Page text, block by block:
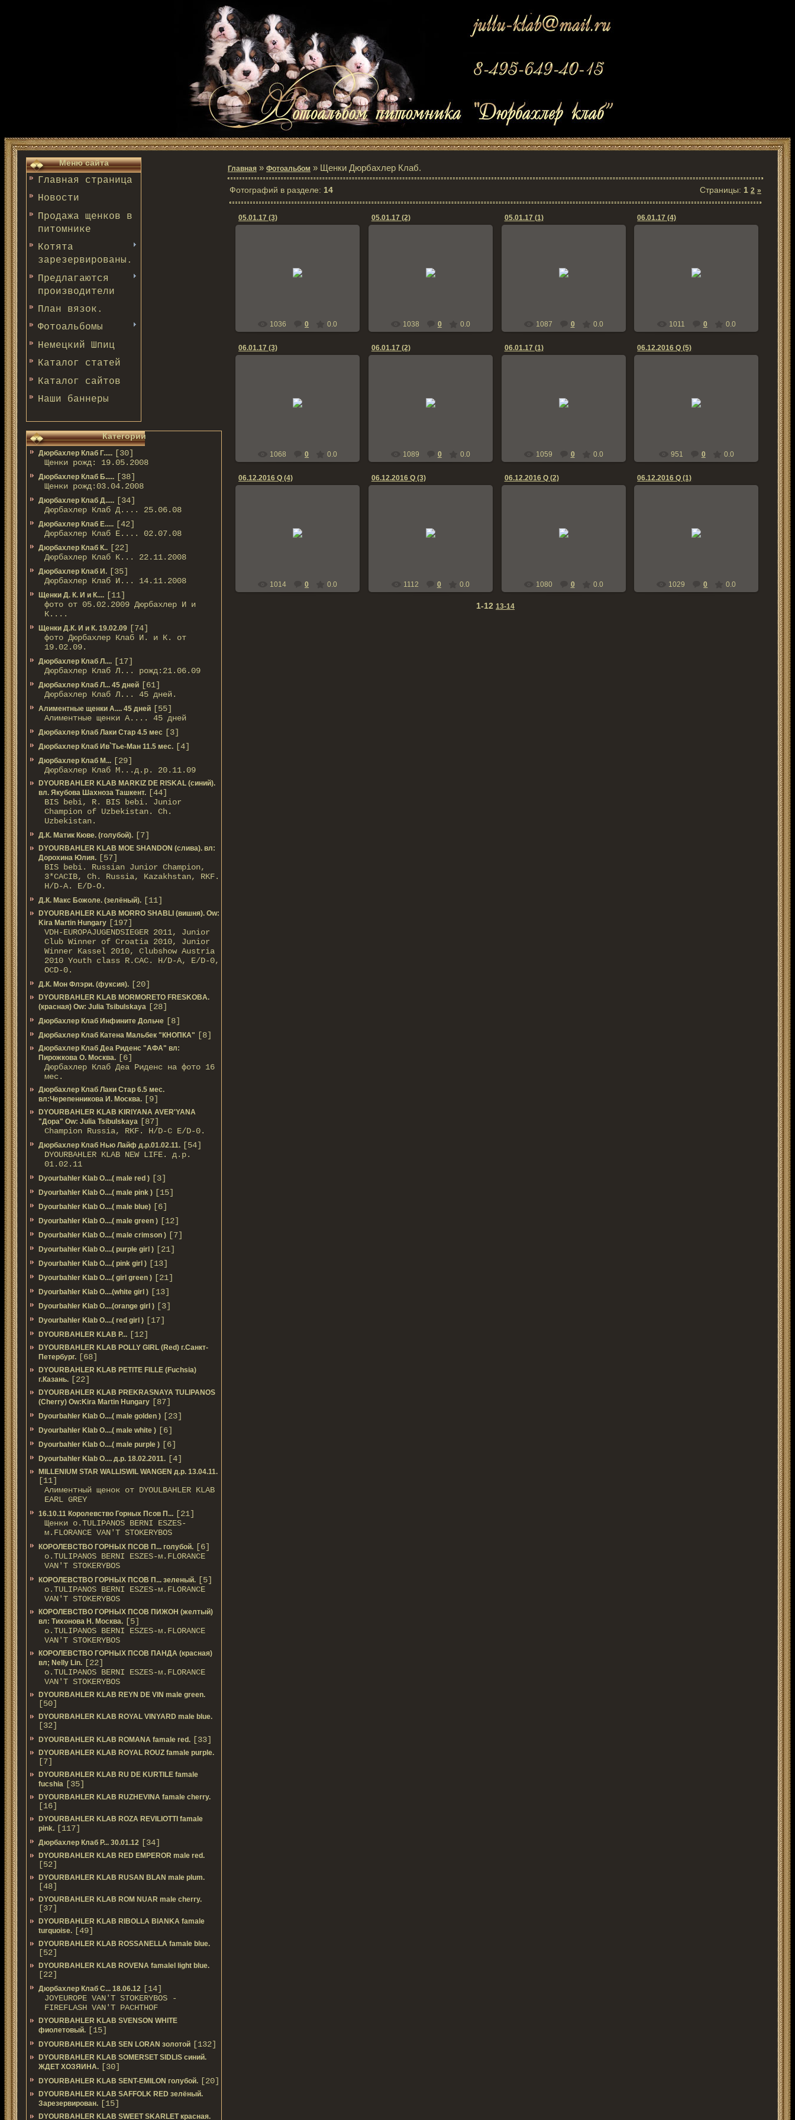
Меню сайта
Главная страница
Новости
Продажа щенков в
питомнике
Котята
зарезервированы.
Предлагаются
производители
План вязок.
Фотоальбомы
Немецкий Шпиц
Каталог статей
Каталог сайтов
Наши баннеры
Категории
Дюрбахлер Клаб Г..... [30]
Щенки рожд: 19.05.2008
Дюрбахлер Клаб Б..... [38]
Щенки рожд:03.04.2008
Дюрбахлер Клаб Д..... [34]
Дюрбахлер Клаб Д.... 25.06.08
Дюрбахлер Клаб Е..... [42]
Дюрбахлер Клаб Е.... 02.07.08
Дюрбахлер Клаб К.. [22]
Дюрбахлер Клаб К... 22.11.2008
Дюрбахлер Клаб И. [35]
Дюрбахлер Клаб И... 14.11.2008
Щенки Д. К. И и К.... [11]
фото от 05.02.2009 Дюрбахлер И и
К....
Щенки Д.К. И и К. 19.02.09 [74]
фото Дюрбахлер Клаб И. и К. от
19.02.09.
Дюрбахлер Клаб Л.... [17]
Дюрбахлер Клаб Л... рожд:21.06.09
Дюрбахлер Клаб Л... 45 дней [61]
Дюрбахлер Клаб Л... 45 дней.
Алиментные щенки А.... 45 дней [55]
Алиментные щенки А.... 45 дней
Дюрбахлер Клаб Лаки Стар 4.5 мес [3]
Дюрбахлер Клаб Ив`Тье-Ман 11.5 мес. [4]
Дюрбахлер Клаб М... [29]
Дюрбахлер Клаб М...д.р. 20.11.09
DYOURBAHLER KLAB MARKIZ DE RISKAL (синий).
вл. Якубова Шахноза Ташкент. [44]
BIS bebi, R. BIS bebi. Junior
Champion of Uzbekistan. Ch.
Uzbekistan.
Д.К. Матик Кюве. (голубой). [7]
DYOURBAHLER KLAB MOE SHANDON (слива). вл:
Дорохина Юлия. [57]
BIS bebi. Russian Junior Champion,
3*САСIB, Ch. Russia, Kazakhstan, RKF.
Н/D-A. E/D-O.
Д.К. Макс Божоле. (зелёный). [11]
DYOURBAHLER KLAB MORRO SHABLI (вишня). Ow:
Kira Martin Hungary [197]
VDH-EUROPAJUGENDSIEGER 2011, Junior
Club Winner of Croatia 2010, Junior
Winner Kassel 2010, Clubshow Austria
2010 Youth class R.CAC. Н/D-A, E/D-0,
OCD-0.
Д.К. Мон Флэри. (фуксия). [20]
DYOURBAHLER KLAB MORMORETO FRESKOBA.
(красная) Ow: Julia Tsibulskaya [28]
Дюрбахлер Клаб Инфините Дольче [8]
Дюрбахлер Клаб Катена Мальбек "КНОПКА" [8]
Дюрбахлер Клаб Деа Риденс "АФА" вл:
Пирожкова О. Москва. [6]
Дюрбахлер Клаб Деа Риденс на фото 16
мес.
Дюрбахлер Клаб Лаки Стар 6.5 мес.
вл:Черепенникова И. Москва. [9]
DYOURBAHLER KLAB KIRIYANA AVER'YANA
"Дора" Ow: Julia Tsibulskaya [87]
Champion Russia, RKF. H/D-С E/D-0.
Дюрбахлер Клаб Нью Лайф д.р.01.02.11. [54]
DYOURBAHLER KLAB NEW LIFE. д.р.
01.02.11
Dyourbahler Klab O....( male red ) [3]
Dyourbahler Klab O....( male pink ) [15]
Dyourbahler Klab O....( male blue) [6]
Dyourbahler Klab O....( male green ) [12]
Dyourbahler Klab O....( male crimson ) [7]
Dyourbahler Klab O....( purple girl ) [21]
Dyourbahler Klab O....( pink girl ) [13]
Dyourbahler Klab O....( girl green ) [21]
Dyourbahler Klab O....(white girl ) [13]
Dyourbahler Klab O....(orange girl ) [3]
Dyourbahler Klab O....( red girl ) [17]
DYOURBAHLER KLAB P... [12]
DYOURBAHLER KLAB POLLY GIRL (Red) г.Санкт-
Петербург. [68]
DYOURBAHLER KLAB PETITE FILLE (Fuchsia)
г.Казань. [22]
DYOURBAHLER KLAB PREKRASNAYA TULIPANOS
(Cherry) Ow:Kira Martin Hungary [87]
Dyourbahler Klab O....( male golden ) [23]
Dyourbahler Klab O....( male white ) [6]
Dyourbahler Klab O....( male purple ) [6]
Dyourbahler Klab O.... д.р. 18.02.2011. [4]
MILLENIUM STAR WALLISWIL WANGEN д.р. 13.04.11.
[11]
Алиментный щенок от DYOULBAHLER KLAB
EARL GREY
16.10.11 Королевство Горных Псов П... [21]
Щенки о.TULIPANOS BERNI ESZES-
м.FLORANCE VAN'T STOKERYBOS
КОРОЛЕВСТВО ГОРНЫХ ПСОВ П... голубой. [6]
о.TULIPANOS BERNI ESZES-м.FLORANCE
VAN'T STOKERYBOS
КОРОЛЕВСТВО ГОРНЫХ ПСОВ П... зеленый. [5]
о.TULIPANOS BERNI ESZES-м.FLORANCE
VAN'T STOKERYBOS
КОРОЛЕВСТВО ГОРНЫХ ПСОВ ПИЖОН (желтый)
вл: Тихонова Н. Москва. [5]
о.TULIPANOS BERNI ESZES-м.FLORANCE
VAN'T STOKERYBOS
КОРОЛЕВСТВО ГОРНЫХ ПСОВ ПАНДА (красная)
вл; Nelly Lin. [22]
о.TULIPANOS BERNI ESZES-м.FLORANCE
VAN'T STOKERYBOS
DYOURBAHLER KLAB REYN DE VIN male green.
[50]
DYOURBAHLER KLAB ROYAL VINYARD male blue.
[32]
DYOURBAHLER KLAB ROMANA famale red. [33]
DYOURBAHLER KLAB ROYAL ROUZ famale purple.
[7]
DYOURBAHLER KLAB RU DE KURTILE famale
fucshia [35]
DYOURBAHLER KLAB RUZHEVINA famale cherry.
[16]
DYOURBAHLER KLAB ROZA REVILIOTTI famale
pink. [117]
Дюрбахлер Клаб Р... 30.01.12 [34]
DYOURBAHLER KLAB RED EMPEROR male red.
[52]
DYOURBAHLER KLAB RUSAN BLAN male plum.
[48]
DYOURBAHLER KLAB ROM NUAR male cherry.
[37]
DYOURBAHLER KLAB RIBOLLA BIANKA famale
turquoise. [49]
DYOURBAHLER KLAB ROSSANELLA famale blue.
[52]
DYOURBAHLER KLAB ROVENA famalel light blue.
[22]
Дюрбахлер Клаб C... 18.06.12 [14]
JOYEUROPE VAN'T STOKERYBOS -
FIREFLASH VAN'T PACHTHOF
DYOURBAHLER KLAB SVENSON WHITE
фиолетовый. [15]
DYOURBAHLER KLAB SEN LORAN золотой [132]
DYOURBAHLER KLAB SOMERSET SIDLIS синий.
ЖДЕТ ХОЗЯИНА. [30]
DYOURBAHLER KLAB SENT-EMILON голубой. [20]
DYOURBAHLER KLAB SAFFOLK RED зелёный.
Зарезервирован. [15]
DYOURBAHLER KLAB SWEET SKARLET красная.
Главная » Фотоальбом » Щенки Дюрбахлер Клаб.
Фотографий в разделе: 14 Страницы: 1 2 »
05.01.17 (3)
1036 0 0.0
05.01.17 (2)
1038 0 0.0
05.01.17 (1)
1087 0 0.0
06.01.17 (4)
1011 0 0.0
06.01.17 (3)
1068 0 0.0
06.01.17 (2)
1089 0 0.0
06.01.17 (1)
1059 0 0.0
06.12.2016 Q (5)
951 0 0.0
06.12.2016 Q (4)
1014 0 0.0
06.12.2016 Q (3)
1112 0 0.0
06.12.2016 Q (2)
1080 0 0.0
06.12.2016 Q (1)
1029 0 0.0
1-12 13-14